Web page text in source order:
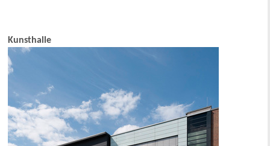
Kunsthalle